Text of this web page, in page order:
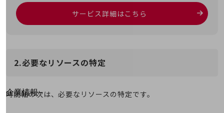
はじめての方へ
サービス・商品を探す
別ウィンドウで開きます
企業情報
サービス詳細はこちら
2.必要なリソースの特定
時間軸の次は、必要なリソースの特定です。